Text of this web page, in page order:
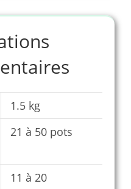
1.5 kg
21 à 50 pots
11 à 20